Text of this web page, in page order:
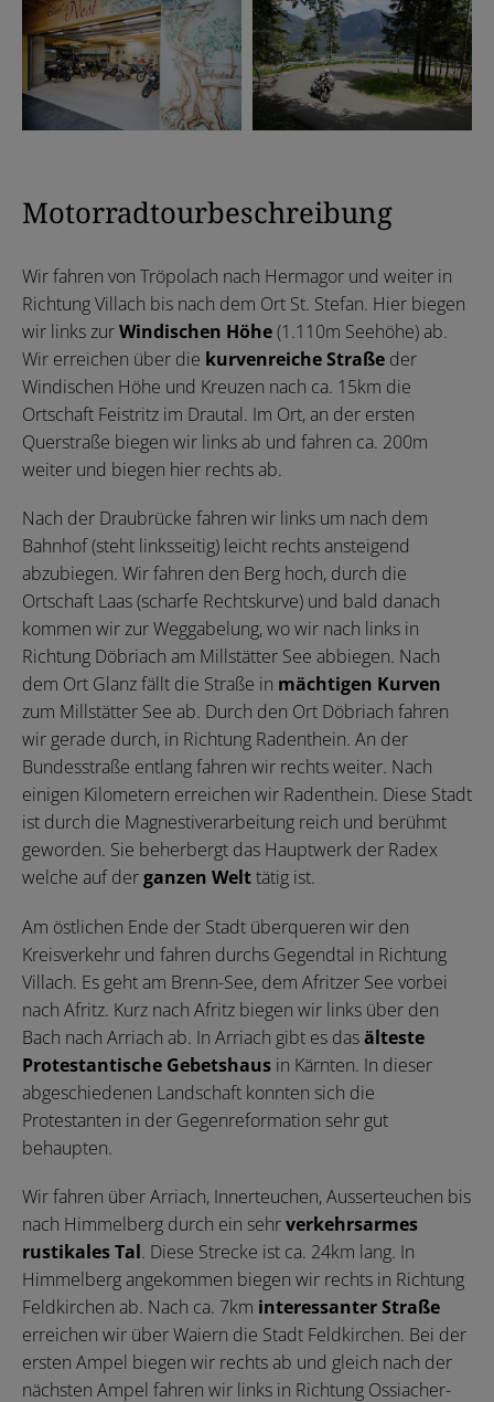
Motorradtourbeschreibung
Wir fahren von Tröpolach nach Hermagor und weiter in
Richtung Villach bis nach dem Ort St. Stefan. Hier biegen
wir links zurWindischen Höhe(1.110m Seehöhe) ab.
Wir erreichen über die kurvenreiche Straße der
Windischen Höhe und Kreuzen nach ca. 15km die
Ortschaft Feistritz im Drautal. Im Ort, an der ersten
Querstraße biegen wir links ab und fahren ca. 200m
weiter und biegen hier rechts ab.
Nach der Draubrücke fahren wir links um nach dem
Bahnhof (steht linksseitig) leicht rechts ansteigend
abzubiegen. Wir fahren den Berg hoch, durch die
Ortschaft Laas (scharfe Rechtskurve) und bald danach
kommen wir zur Weggabelung, wo wir nach links in
Richtung Döbriach am Millstätter See abbiegen. Nach
dem Ort Glanz fällt die Straße in mächtigen Kurven
zum Millstätter See ab. Durch den Ort Döbriach fahren
wir gerade durch, in Richtung Radenthein. An der
Bundesstraße entlang fahren wir rechts weiter. Nach
einigen Kilometern erreichen wir Radenthein. Diese Stadt
ist durch die Magnestiverarbeitung reich und berühmt
geworden. Sie beherbergt das Hauptwerk der Radex
welche auf derganzen Welttätig ist.
Am östlichen Ende der Stadt überqueren wir den
Kreisverkehr und fahren durchs Gegendtal in Richtung
Villach. Es geht am Brenn-See, dem Afritzer See vorbei
nach Afritz. Kurz nach Afritz biegen wir links über den
Bach nach Arriach ab. In Arriach gibt es dasälteste
Protestantische Gebetshaus in Kärnten. In dieser
abgeschiedenen Landschaft konnten sich die
Protestanten in der Gegenreformation sehr gut
behaupten.
Wir fahren über Arriach, Innerteuchen, Ausserteuchen bis
nach Himmelberg durch ein sehrverkehrsarmes
rustikales Tal. Diese Strecke ist ca. 24km lang. In
Himmelberg angekommen biegen wir rechts in Richtung
Feldkirchen ab. Nach ca. 7km interessanter Straße
erreichen wir über Waiern die Stadt Feldkirchen. Bei der
ersten Ampel biegen wir rechts ab und gleich nach der
nächsten Ampel fahren wir links in Richtung Ossiacher-